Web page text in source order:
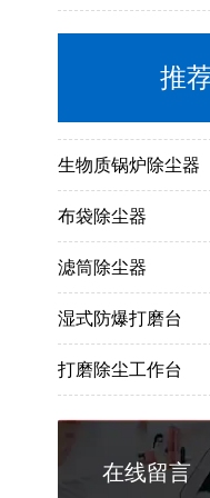
推
滤筒除尘器
生物质锅炉除尘器
布袋除尘器
滤筒除尘器
湿式防爆打磨台
打磨除尘工作台
生物质锅炉除尘器
布袋除尘器
在线留言